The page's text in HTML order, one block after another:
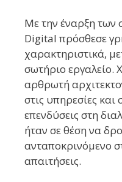
Με την έναρξη των
Digital πρόσθεσε
χαρακτηριστικά,
σωτήριο εργαλείο.
αρθρωτή
στις υπηρεσίες
επενδύσεις στη
ήταν σε θέση να
ανταποκρινόμενο
απαιτήσεις.